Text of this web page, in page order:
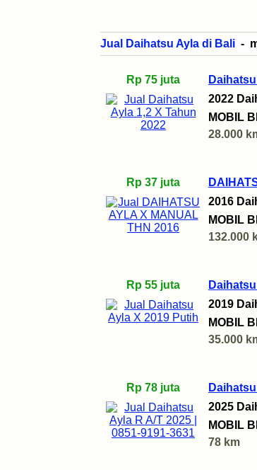
Jual Daihatsu Ayla di Bali -
Rp 75 juta
2022
MOBIL
28.000
Rp 37 juta
2016
MOBIL
132.000
Rp 55 juta
2019
MOBIL
35.000
Rp 78 juta
2025
MOBIL
78 km